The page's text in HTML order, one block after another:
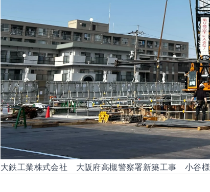
大鉄工業株式会社 大阪府高槻警察署新築工事 小谷様